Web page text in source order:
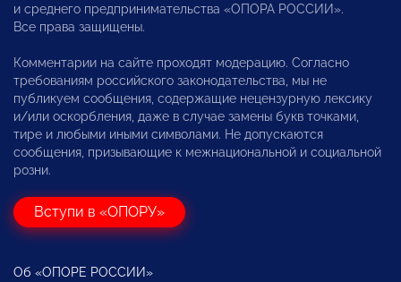
и среднего предпринимательства «ОПОРА РОССИИ».
Все права защищены.
Комментарии на сайте проходят модерацию. Согласно
требованиям российского законодательства, мы не
публикуем сообщения, содержащие нецензурную лексику
и/или оскорбления, даже в случае замены букв точками,
тире и любыми иными символами. Не допускаются
сообщения, призывающие к межнациональной и социальной
розни.
Вступи в «ОПОРУ»
Об «ОПОРЕ РОССИИ»